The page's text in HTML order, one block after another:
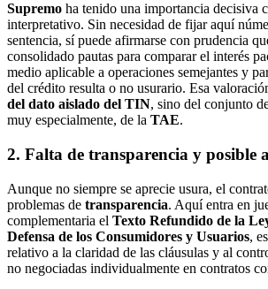
Supremo ha tenido una importancia decisiva
interpretativo. Sin necesidad de fijar aquí
sentencia, sí puede afirmarse con prudencia
consolidado pautas para comparar el interés
medio aplicable a operaciones semejantes y
del crédito resulta o no usurario. Esa
del dato aislado del TIN, sino del conjunto
muy especialmente, de la TAE.
2. Falta de transparencia y posible
Aunque no siempre se aprecie usura, el
problemas de transparencia. Aquí entra en
complementaria el Texto Refundido de la
Defensa de los Consumidores y Usuarios,
relativo a la claridad de las cláusulas y al
no negociadas individualmente en contratos